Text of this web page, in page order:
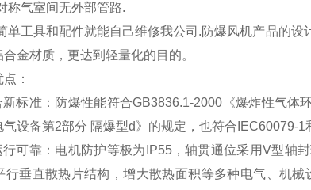
称气室间无外部管路.
单工具和配件就能自己维修我公司.防爆风机产品的
金材质，更达到轻量化的目的。
：
标准：防爆性能符合GB3836.1-2000《爆炸性气
设备第2部分 隔爆型d》的规定，也符合IEC60079-1
行可靠：电机防护等极为IP55，轴贯通位采用V型轴
行垂直散热片结构，增大散热面积等多种电气、机